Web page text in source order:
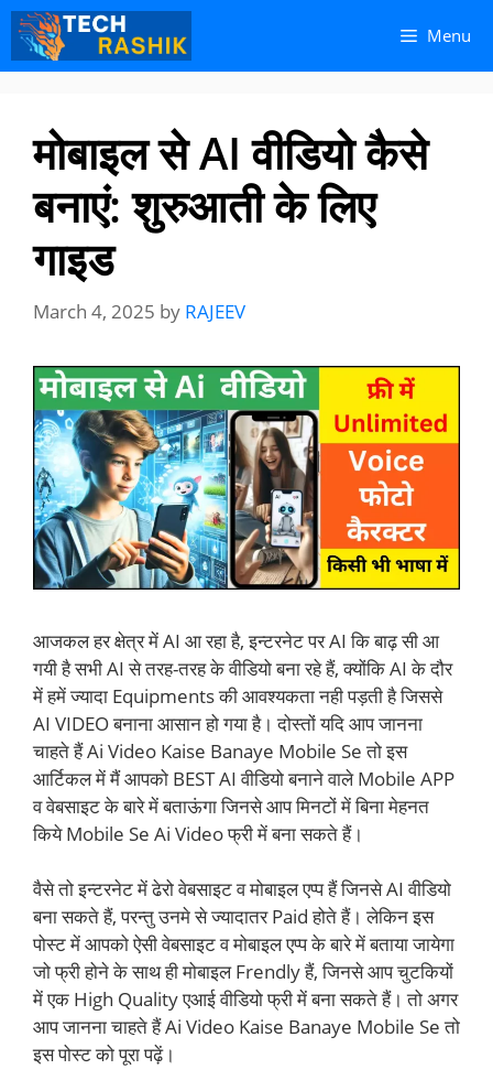
Skip
content
Skip
content
Menu
मोबाइल से AI वीडियो कैसे
बनाएं: शुरुआती के लिए
गाइड
March 4, 2025 by RAJEEV
आजकल हर क्षेत्र में AI आ रहा है, इन्टरनेट पर AI कि बाढ़ सी आ
गयी है सभी AI से तरह-तरह के वीडियो बना रहे हैं, क्योंकि AI के दौर
में हमें ज्यादा Equipments की आवश्यकता नही पड़ती है जिससे
AI VIDEO बनाना आसान हो गया है। दोस्तों यदि आप जानना
चाहते हैं Ai Video Kaise Banaye Mobile Se तो इस
आर्टिकल में मैं आपको BEST AI वीडियो बनाने वाले Mobile APP
व वेबसाइट के बारे में बताऊंगा जिनसे आप मिनटों में बिना मेहनत
किये Mobile Se Ai Video फ्री में बना सकते हैं।
वैसे तो इन्टरनेट में ढेरो वेबसाइट व मोबाइल एप्प हैं जिनसे AI वीडियो
बना सकते हैं, परन्तु उनमे से ज्यादातर Paid होते हैं। लेकिन इस
पोस्ट में आपको ऐसी वेबसाइट व मोबाइल एप्प के बारे में बताया जायेगा
जो फ्री होने के साथ ही मोबाइल Frendly हैं, जिनसे आप चुटकियों
में एक High Quality एआई वीडियो फ्री में बना सकते हैं। तो अगर
आप जानना चाहते हैं Ai Video Kaise Banaye Mobile Se तो
इस पोस्ट को पूरा पढ़ें।